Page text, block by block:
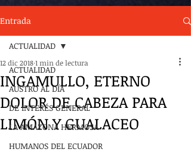
Entrada
ACTUALIDAD
AUSTRO AL DÍA
DE INTERÉS GENERAL
LA AMAZONA HERMOSA
HUMANOS DEL ECUADOR
ACTUALIDAD
INGAMULLO, ETERNO
DOLOR DE CABEZA PARA
LIMÓN Y GUALACEO
12 dic 20181 min de lectura